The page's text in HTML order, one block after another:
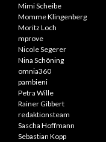
Mimi Scheibe
Momme Klingenberg
Moritz Loch
mprove
Nicole Segerer
Nina Schöning
omnia360
pambieni
Petra Wille
Rainer Gibbert
redaktionsteam
Sascha Hoffmann
Sebastian Kopp